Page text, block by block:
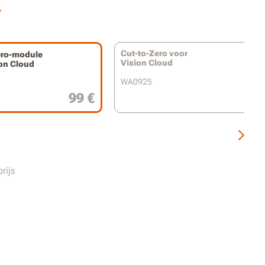
met WR340E / WR341E / WR342E /
module
Cloud
99 €
Cut-to-Zero voor
Vision Cloud
WA0925